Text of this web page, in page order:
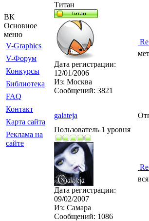
ВК
Основное
меню
V-Graphics
V-Форум
Конкурсы
Библиотека
FAQ
Контакт
Карта сайта
Реклама на
сайте
Титан
Дата регистрации:
12/01/2006
Из: Москва
Сообщений: 3821
galateja
Пользователь 1 уровня
Дата регистрации:
09/02/2007
Из: Самара
Сообщений: 1086